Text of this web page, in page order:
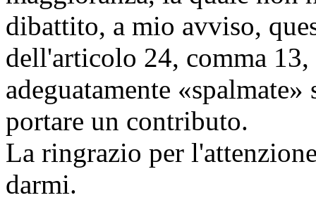
dibattito, a mio avviso,
dell'articolo 24, comma 13,
adeguatamente
portare un contributo.
La ringrazio per
darmi.